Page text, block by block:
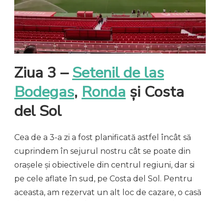
Ziua 3 –Setenil de las
Bodegas, Ronda și Costa
del Sol
Cea de a 3-a zi a fost planificată astfel încât să
cuprindem în sejurul nostru cât se poate din
orașele și obiectivele din centrul regiuni, dar si
pe cele aflate în sud, pe Costa del Sol. Pentru
aceasta, am rezervat un alt loc de cazare, o casă